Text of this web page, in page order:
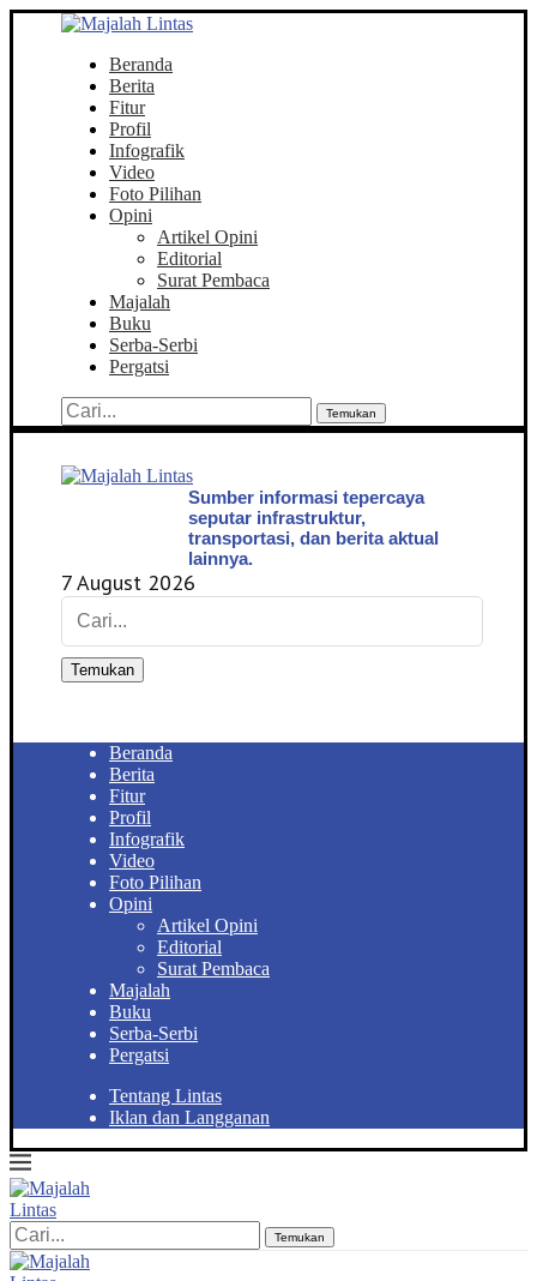
Beranda
Berita
Fitur
Profil
Infografik
Video
Foto Pilihan
Opini
Artikel Opini
Editorial
Surat Pembaca
Majalah
Buku
Serba-Serbi
Pergatsi
Temukan
Sumber informasi tepercaya
seputar infrastruktur,
transportasi, dan berita aktual
lainnya.
7 August 2026
Temukan
Beranda
Berita
Fitur
Profil
Infografik
Video
Foto Pilihan
Opini
Artikel Opini
Editorial
Surat Pembaca
Majalah
Buku
Serba-Serbi
Pergatsi
Tentang Lintas
Iklan dan Langganan
Temukan